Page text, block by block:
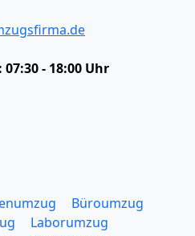
07:30 - 18:00 Uhr
Büroumzug
Laborumzug